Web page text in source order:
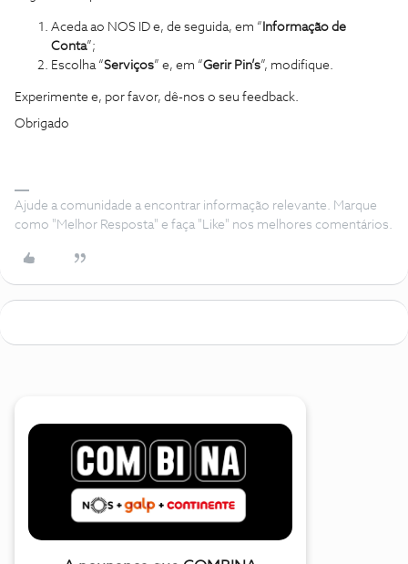
Aceda ao NOS ID e, de seguida, em “ Informação de
Conta”;
Escolha “Serviços” e, em “Gerir Pin’s”, modifique.
Experimente e, por favor, dê-nos o seu feedback.
Obrigado
Ajude a comunidade a encontrar informação relevante. Marque
como "Melhor Resposta" e faça "Like" nos melhores comentários.